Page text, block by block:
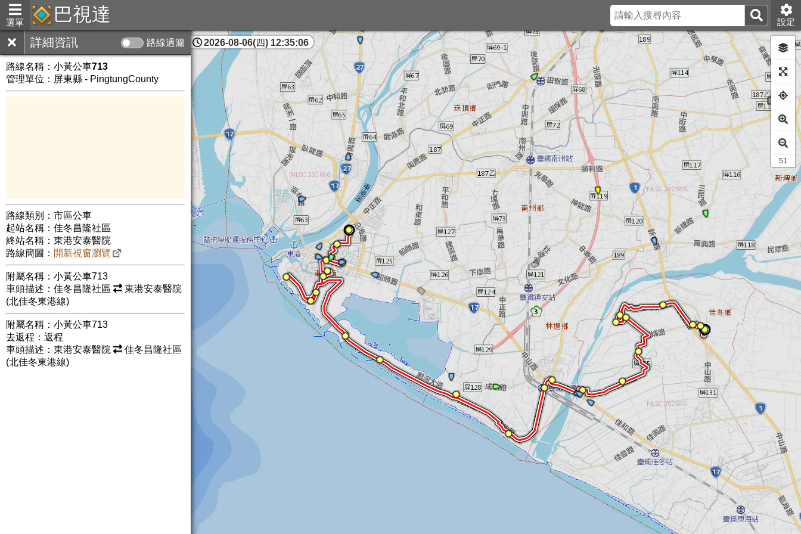
選單 巴視達 設定
詳細資訊 路線過濾
路線名稱： 小黃公車713
管理單位：屏東縣 - PingtungCounty
路線類別：市區公車
起站名稱：佳冬昌隆社區
終站名稱：東港安泰醫院
路線簡圖： 開新視窗瀏覽
附屬名稱：小黃公車713
車頭描述：佳冬昌隆社區
東港安泰醫院
(北佳冬東港線)
附屬名稱：小黃公車713
去返程：返程
車頭描述：東港安泰醫院
佳冬昌隆社區
(北佳冬東港線)
屏東縣
2026-08-06(四) 12:35:06
45